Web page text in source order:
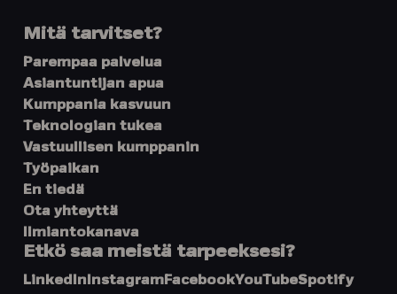
Mitä tarvitset?
Parempaa palvelua
Asiantuntijan apua
Kumppania kasvuun
Teknologian tukea
Vastuullisen kumppanin
Työpaikan
En tiedä
Ota yhteyttä
Ilmiantokanava
Etkö saa meistä tarpeeksesi?
LinkedIn Instagram FacebookYouTubeSpotify